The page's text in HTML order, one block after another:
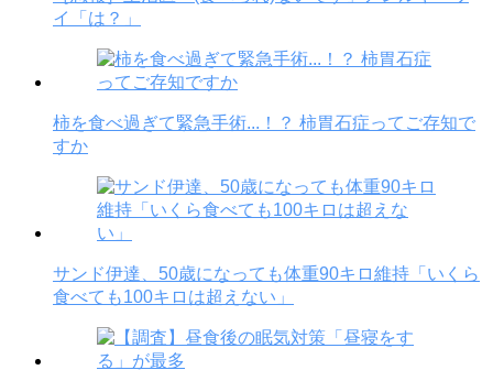
イ「は？」
柿を食べ過ぎて緊急手術...！？ 柿胃石症ってご存知で
すか
サンド伊達、50歳になっても体重90キロ維持「いくら
食べても100キロは超えない」